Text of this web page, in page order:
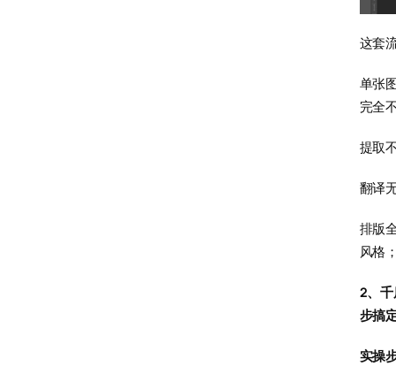
这套
单张
完全
提取
翻译
排版
风格
2、千
步搞
实操